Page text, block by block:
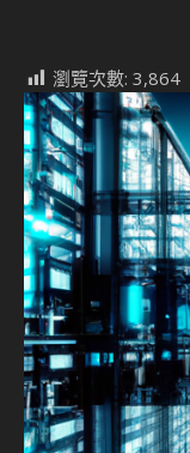
瀏覽次數: 3,864